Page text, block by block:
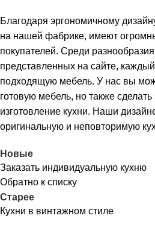
Благодаря эргономичному
на нашей фабрике, имеют
покупателей. Среди
представленных на сайте,
подходящую мебель. У нас вы
готовую мебель, но также
изготовление кухни. Наши
оригинальную и неповторимую
Новые
Заказать индивидуальную кухню
Обратно к списку
Старее
Кухни в винтажном стиле